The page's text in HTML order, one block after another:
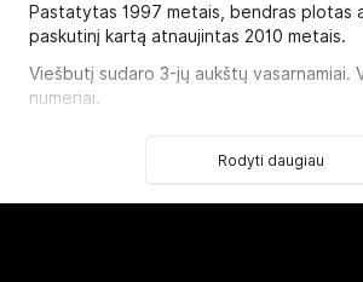
Pastatytas 1997 metais, bendras plotas
paskutinį kartą atnaujintas 2010 metais.
Viešbutį sudaro 3-jų aukštų vasarnamiai.
numeriai.
viengulės lovos, maks. 2 asm.+kūdikis, 19 m
Rodyti daugiau